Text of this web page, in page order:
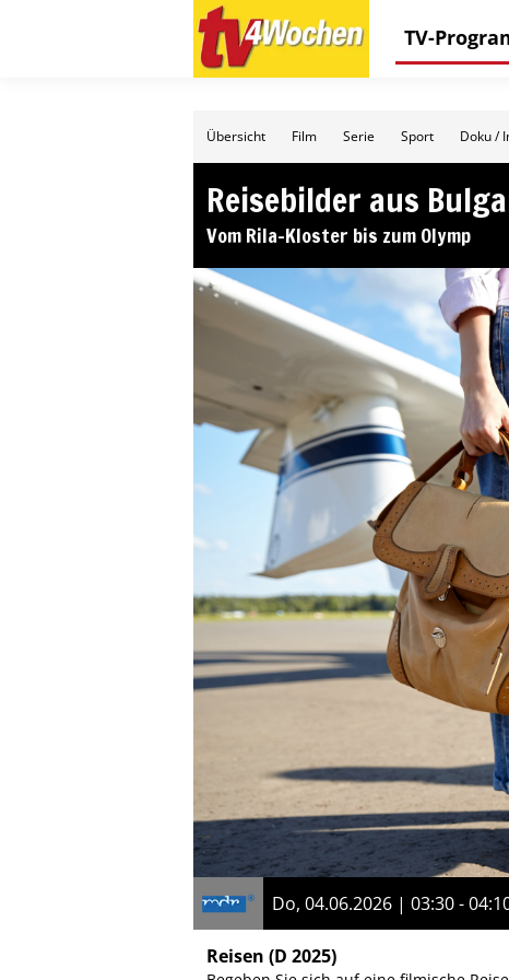
TV-
Übersicht Film Serie Sport Doku /
Reisebilder aus
Vom Rila-Kloster bis zum Olymp
Do, 04.06.2026 | 03:30 -
Reisen (D 2025)